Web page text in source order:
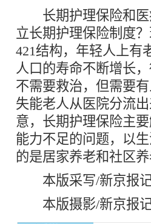
长期护理保险和医
立长期护理保险制度
421结构，年轻人上有
人口的寿命不断增长
不需要救治，但需要
失能老人从医院分流
意，长期护理保险主
能力不足的问题，以
的是居家养老和社区养
本版采写/新京报记
本版摄影/新京报记